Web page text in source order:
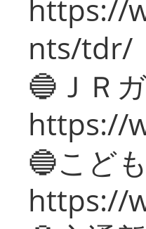
https://
nts/tdr/
🔵ＪＲ
https://
🔵こど
https://